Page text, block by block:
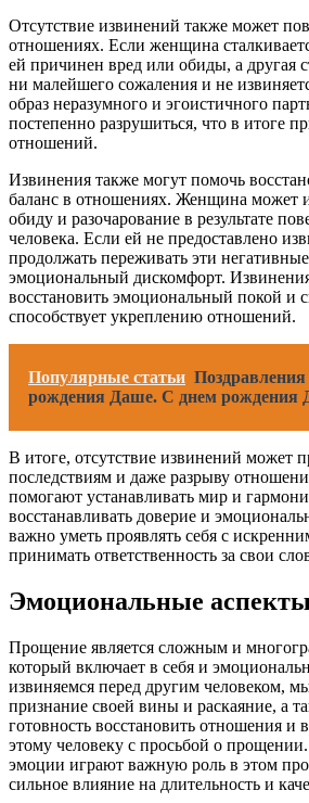
Отсутствие извинений также может
отношениях. Если женщина
ей причинен вред или обиды, а другая
ни малейшего сожаления и не
образ неразумного и эгоистичного
постепенно разрушиться, что в итоге
отношений.
Извинения также могут помочь
баланс в отношениях. Женщина может
обиду и разочарование в результате
человека. Если ей не предоставлено
продолжать переживать эти
эмоциональный дискомфорт.
восстановить эмоциональный покой и
способствует укреплению отношений.
Популярные статьи Поздравления
рождения Даше. С днем рождения
В итоге, отсутствие извинений может
последствиям и даже разрыву
помогают устанавливать мир и
восстанавливать доверие и
важно уметь проявлять себя с
принимать ответственность за свои
Эмоциональные
Прощение является сложным и
который включает в себя и
извиняемся перед другим человеком,
признание своей вины и раскаяние, а
готовность восстановить отношения и
этому человеку с просьбой о
эмоции играют важную роль в этом
сильное влияние на длительность и